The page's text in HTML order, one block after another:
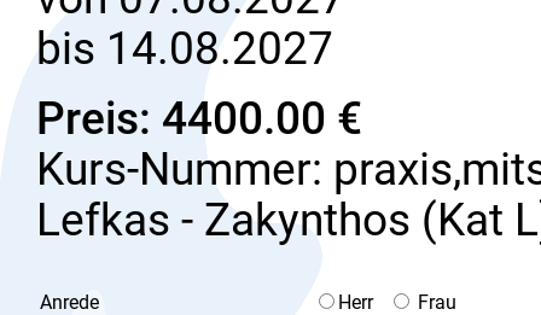
bis 14.08.2027
Preis: 4400.00 €
Kurs-Nummer:
Lefkas - Zakynthos (Kat
Anrede Herr Frau